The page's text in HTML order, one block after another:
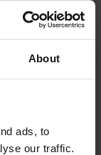
About
ads, to
our traffic.